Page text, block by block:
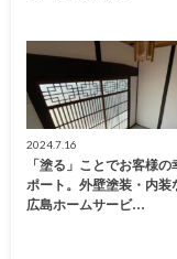
2024.7.16
「塗る」ことでお客様の
ポート。外壁塗装・内装
広島ホームサービ…